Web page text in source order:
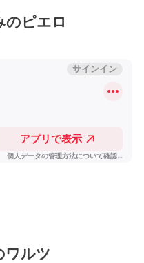
のピエロ
ワルツ